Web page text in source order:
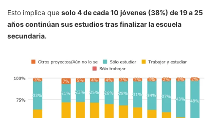
Esto implica que solo 4 de cada 10 jóvenes (38%) de 19 a 25
años continúan sus estudios tras finalizar la escuela
secundaria.